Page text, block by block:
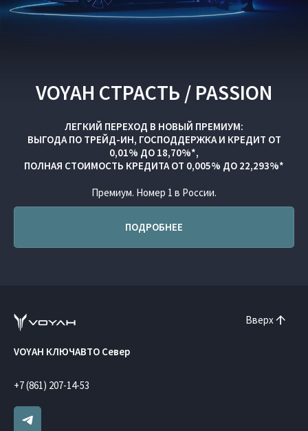
VOYAH СТРАСТЬ / PASSION
ЛЕГКИЙ ПЕРЕХОД В НОВЫЙ ПРЕМИУМ:
ВЫГОДА ПО ТРЕЙД-ИН, ГОСПОДДЕРЖКАИ КРЕДИТ ОТ
0,01% ДО 18,70%*,
ПОЛНАЯ СТОИМОСТЬ КРЕДИТА ОТ 0,005% ДО 22,293%*
Премиум. Номер 1 в России.
ПОДРОБНЕЕ
Вверх
VOYAH КЛЮЧАВТО Север
+7 (861) 207-14-53